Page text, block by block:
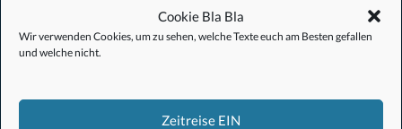
Cookie Bla Bla
Wir verwenden Cookies, um zu sehen, welche Texte euch am Besten gefallen
und welche nicht.
Zeitreise EIN